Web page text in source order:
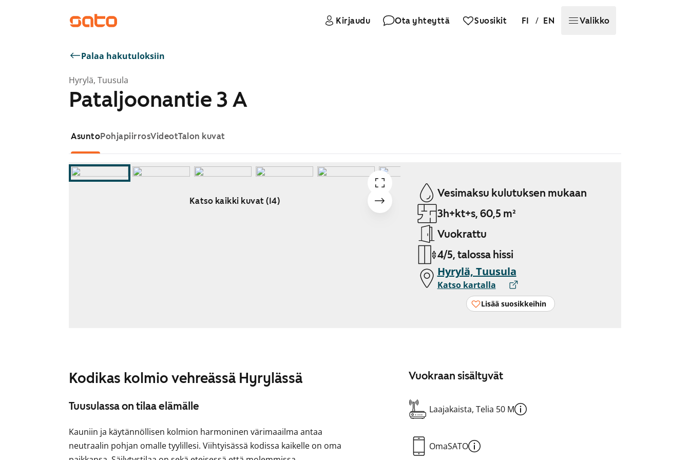
Kirjaudu Ota yhteyttä Suosikit FI / EN Valikko
Palaa hakutuloksiin
Hyrylä, Tuusula
Pataljoonantie 3 A
AsuntoPohjapiirrosVideotTalon kuvat
Katso kaikki kuvat (14)
Vesimaksu kulutuksen mukaan
3h+kt+s, 60,5 m²
Vuokrattu
4/5, talossa hissi
Hyrylä, Tuusula
Katso kartalla
Lisää suosikkeihin
Kodikas kolmio vehreässä Hyrylässä
Tuusulassa on tilaa elämälle
Kauniin ja käytännöllisen kolmion harmoninen värimaailma antaa
neutraalin pohjan omalle tyylillesi. Viihtyisässä kodissa kaikelle on oma
Vuokraan sisältyvät
Laajakaista, Telia 50 M
OmaSATO